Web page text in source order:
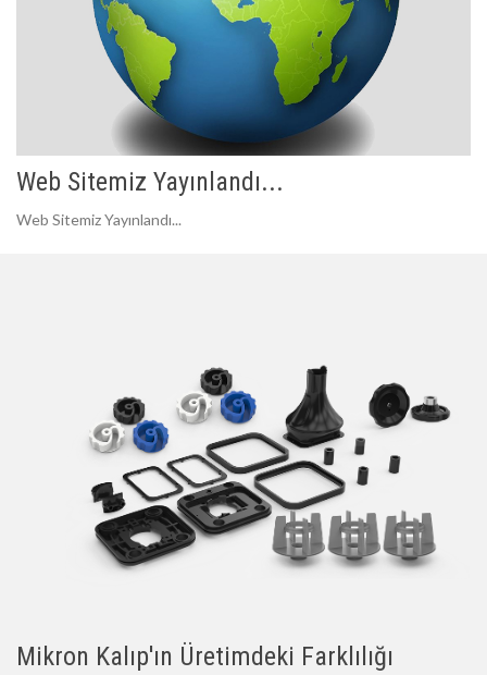
Web Sitemiz Yayınlandı...
Web Sitemiz Yayınlandı...
Mikron Kalıp'ın Üretimdeki Farklılığı